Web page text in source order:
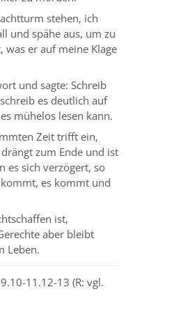
stehen, ich
und spähe aus, um zu
was er auf meine Klage
und sagte: Schreib
es deutlich auf
mühelos lesen kann.
Zeit trifft ein,
zum Ende und ist
es sich verzögert, so
es kommt und
ist,
aber bleibt
Leben.
11.12-13 (R: vgl.